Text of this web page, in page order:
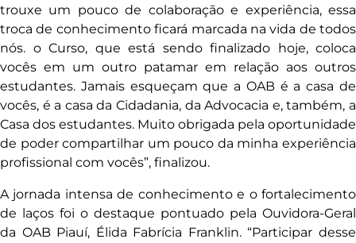
trouxe um pouco de colaboração e experiência, essa
troca de conhecimento ficará marcada na vida de todos
nós. o Curso, que está sendo finalizado hoje, coloca
vocês em um outro patamar em relação aos outros
estudantes. Jamais esqueçam que a OAB é a casa de
vocês, é a casa da Cidadania, da Advocacia e, também, a
Casa dos estudantes. Muito obrigada pela oportunidade
de poder compartilhar um pouco da minha experiência
profissional com vocês”, finalizou.
A jornada intensa de conhecimento e o fortalecimento
de laços foi o destaque pontuado pela Ouvidora-Geral
da OAB Piauí, Élida Fabrícia Franklin. “Participar desse